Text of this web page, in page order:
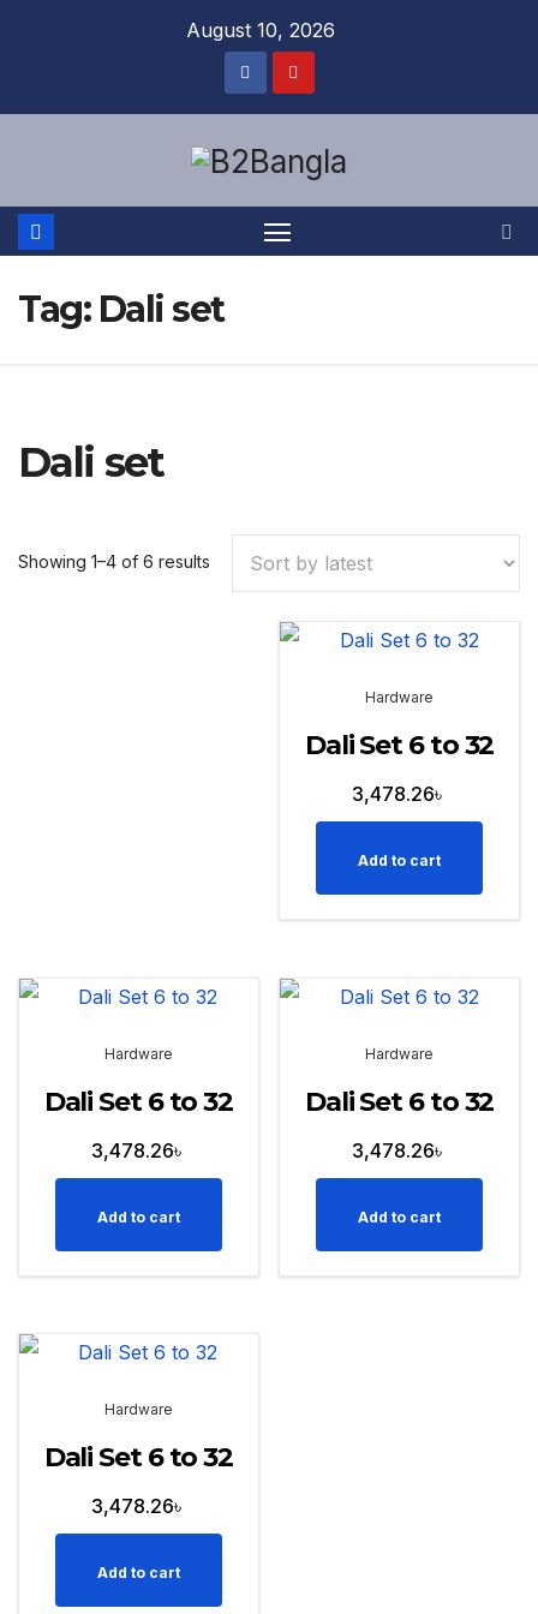
August 10, 2026
Tag: Dali set
Dali set
Showing 1–4 of 6 results Sorted
Hardware
Dali Set 6 to 32
3,478.26৳
Add to cart
Hardware
Dali Set 6 to 32
3,478.26৳
Add to cart
Hardware
Dali Set 6 to 32
3,478.26৳
Add to cart
Hardware
Dali Set 6 to 32
3,478.26৳
Add to cart